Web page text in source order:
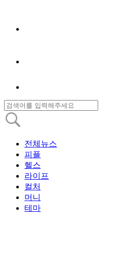
전체뉴스
피플
헬스
라이프
컬처
머니
테마